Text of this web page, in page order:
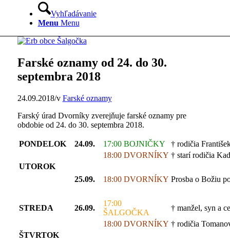
Vyhľadávanie
Menu Menu
Farské oznamy od 24. do 30.
septembra 2018
24.09.2018/v Farské oznamy
Farský úrad Dvorníky zverejňuje farské oznamy pre
obdobie od 24. do 30. septembra 2018.
PONDELOK 24.09. 17:00 BOJNIČKY
† rodičia
18:00 DVORNÍKY † starí rodičia
UTOROK
25.09.
18:00 DVORNÍKY Prosba o Božiu
STREDA 26.09.
17:00
ŠALGOČKA
† manžel, syn a
18:00 DVORNÍKY † rodičia
ŠTVRTOK